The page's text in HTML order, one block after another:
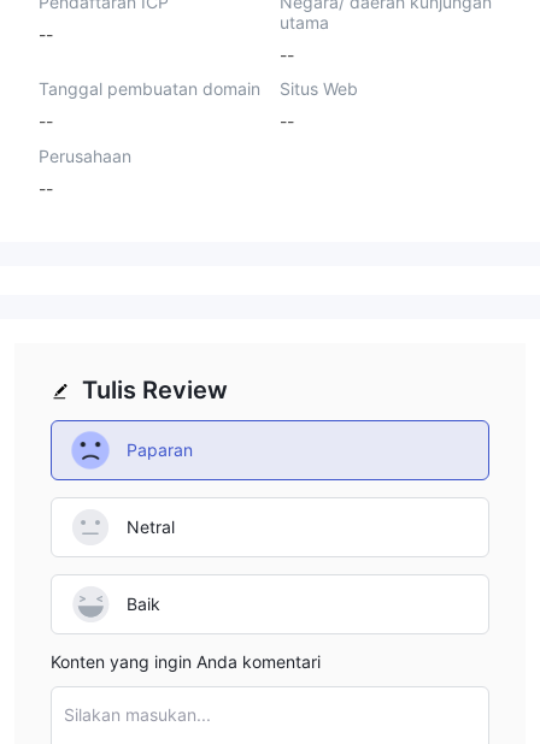
--
utama
--
Tanggal pembuatan domain
--
Situs Web
--
Perusahaan
--
Tulis Review
Paparan
Netral
Baik
Konten yang ingin Anda komentari
Silakan masukan...